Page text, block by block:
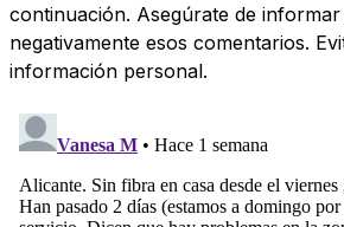
continuación. Asegúrate de
negativamente esos comentarios.
información personal.